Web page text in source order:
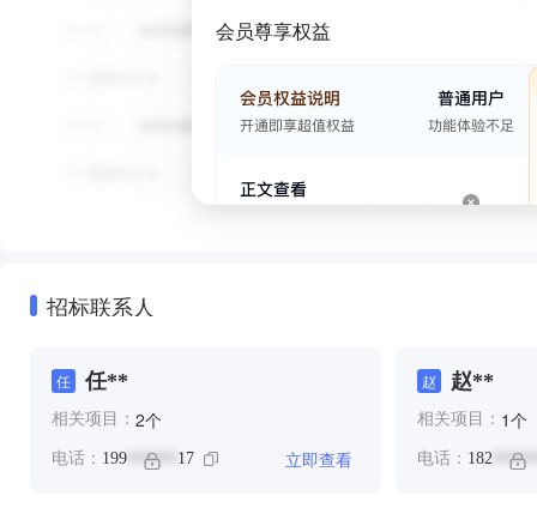
会员尊享权益
招标联系人
任 任**
相关项目： 2个
电话： 199 ****** 17 立即查看
赵 赵**
相关项目： 1个
电话： 182